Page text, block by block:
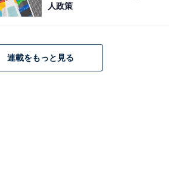
ストラップが付いており、片側は取
ち方のアレンジも楽しめます。手持
人政策
連載をもっと見る